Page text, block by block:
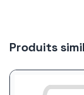
Produits